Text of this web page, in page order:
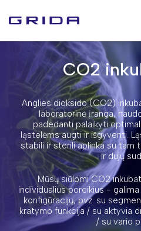
Automatizacijos
Robotinės
Diagnostiniai
Įranga
Bendra
Magnetinės
Purtyklės
Pompos -
Vandens vonelės
Ultragarso
Overhead tipo
Bioprocesams
Bioreaktoriai ir
Repligen
Centrifugos
Mikrocentrifugos
Didelių tūrių
Didelių greičių
Šildančios/
Chromatografijos
Laboratorinės
įranga
Gamybinės
sistemos
Inkubatoriai ir
CO2 inkubatoriai
Mikrobiologiniai
Įranga darbui su
Augalų
Koncentratoriai ir
CO2
Anglies dioksido (CO2)
laboratorinė įranga,
padedanti palaikyti
ląstelėms augti ir išgyventi.
stabili ir sterili aplinka su tam
ir dujų
Mūsų siūlomi CO2
individualius poreikius -
konfigūracijų, pvz. su
kratymo funkcija / su aktyvia
/ su vario